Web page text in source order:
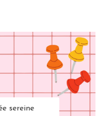
sereine